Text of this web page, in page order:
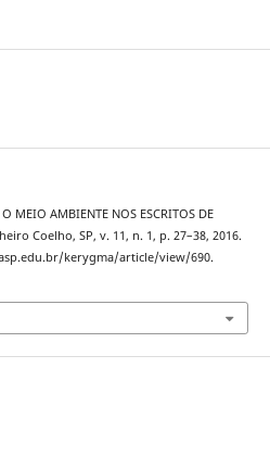
MEIO AMBIENTE NOS ESCRITOS DE
Coelho, SP, v. 11, n. 1, p. 27–38, 2016.
kerygma/article/view/690.